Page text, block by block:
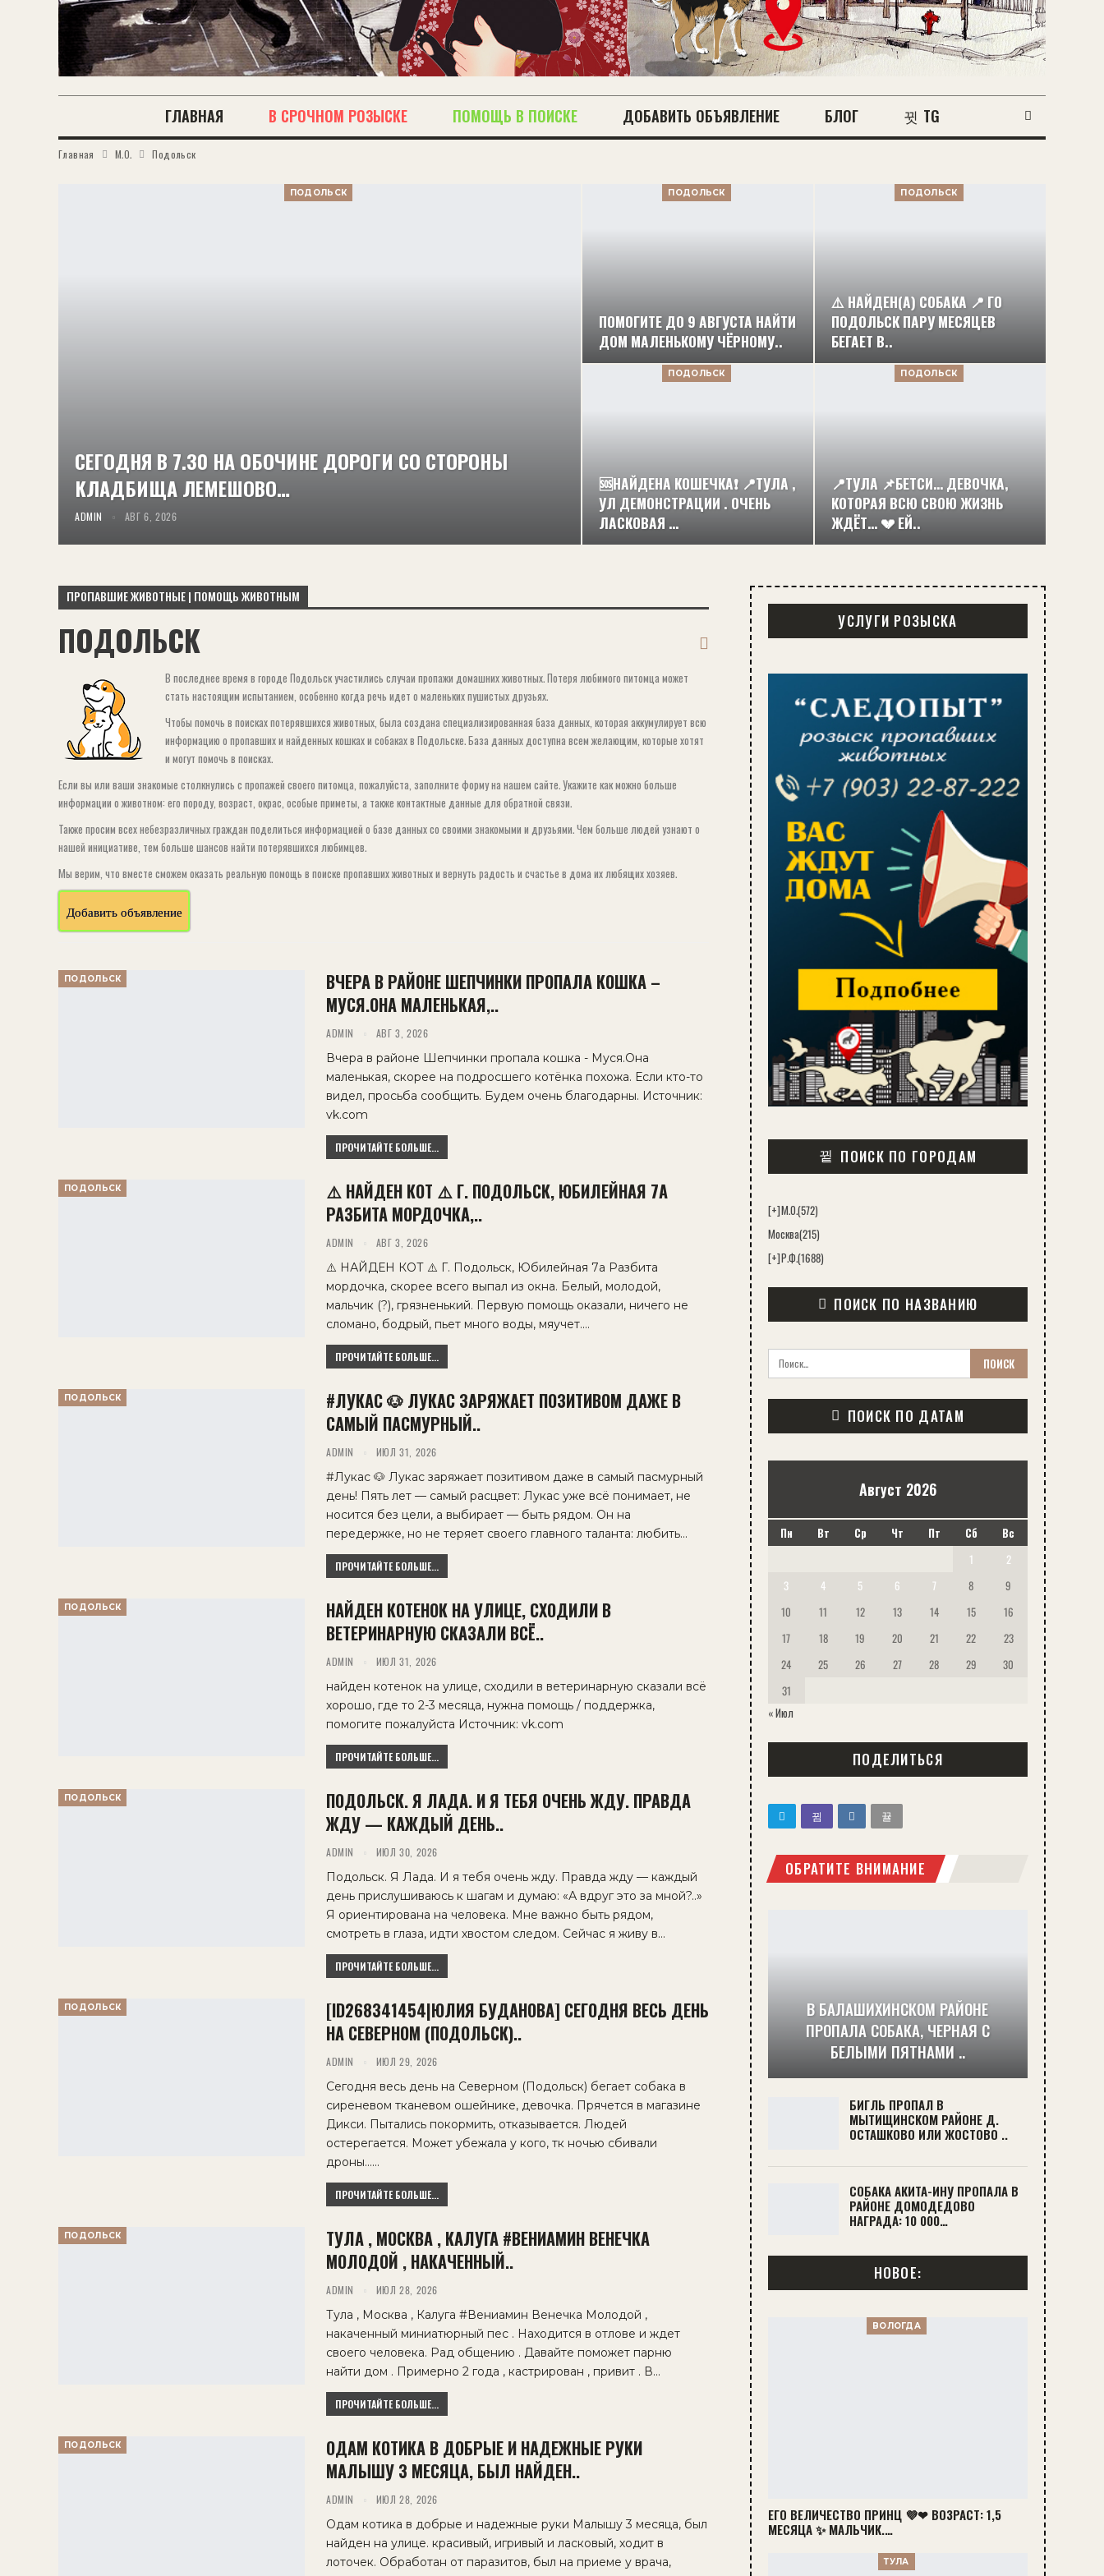
ГЛАВНАЯ В СРОЧНОМ РОЗЫСКЕ ПОМОЩЬ В ПОИСКЕ ДОБАВИТЬ ОБЪЯВЛЕНИЕ БЛОГ TG
Главная М.О. Подольск
ПОДОЛЬСК
СЕГОДНЯ В 7.30 НА ОБОЧИНЕ ДОРОГИ СО СТОРОНЫ
КЛАДБИЩА ЛЕМЕШОВО…
ADMIN АВГ 6, 2026
ПОДОЛЬСК
ПОМОГИТЕ ДО 9 АВГУСТА НАЙТИ
ДОМ МАЛЕНЬКОМУ ЧЁРНОМУ..
ПОДОЛЬСК
⚠️ НАЙДЕН(А) СОБАКА 📍 ГО
ПОДОЛЬСК ПАРУ МЕСЯЦЕВ
БЕГАЕТ В..
ПОДОЛЬСК
🆘НАЙДЕНА КОШЕЧКА❗️ 📍ТУЛА ,
УЛ ДЕМОНСТРАЦИИ . ОЧЕНЬ
ЛАСКОВАЯ …
ПОДОЛЬСК
📍ТУЛА 📌БЕТСИ… ДЕВОЧКА,
КОТОРАЯ ВСЮ СВОЮ ЖИЗНЬ
ЖДЁТ… 💔 ЕЙ..
ПРОПАВШИЕ ЖИВОТНЫЕ | ПОМОЩЬ ЖИВОТНЫМ
ПОДОЛЬСК
В последнее время в городе Подольск участились случаи пропажи домашних животных. Потеря любимого питомца может
стать настоящим испытанием, особенно когда речь идет о маленьких пушистых друзьях.
Чтобы помочь в поисках потерявшихся животных, была создана специализированная база данных, которая аккумулирует всю
информацию о пропавших и найденных кошках и собаках в Подольске. База данных доступна всем желающим, которые хотят
и могут помочь в поисках.
Если вы или ваши знакомые столкнулись с пропажей своего питомца, пожалуйста, заполните форму на нашем сайте. Укажите как можно больше
информации о животном: его породу, возраст, окрас, особые приметы, а также контактные данные для обратной связи.
Также просим всех небезразличных граждан поделиться информацией о базе данных со своими знакомыми и друзьями. Чем больше людей узнают о
нашей инициативе, тем больше шансов найти потерявшихся любимцев.
Мы верим, что вместе сможем оказать реальную помощь в поиске пропавших животных и вернуть радость и счастье в дома их любящих хозяев.
Добавить объявление
ПОДОЛЬСК
ВЧЕРА В РАЙОНЕ ШЕПЧИНКИ ПРОПАЛА КОШКА –
МУСЯ.ОНА МАЛЕНЬКАЯ,..
ADMIN АВГ 3, 2026
Вчера в районе Шепчинки пропала кошка - Муся.Она
маленькая, скорее на подросшего котёнка похожа. Если кто-то
видел, просьба сообщить. Будем очень благодарны. Источник:
vk.com
ПРОЧИТАЙТЕ БОЛЬШЕ...
ПОДОЛЬСК
⚠️ НАЙДЕН КОТ ⚠️ Г. ПОДОЛЬСК, ЮБИЛЕЙНАЯ 7А
РАЗБИТА МОРДОЧКА,..
ADMIN АВГ 3, 2026
⚠️ НАЙДЕН КОТ ⚠️ Г. Подольск, Юбилейная 7а Разбита
мордочка, скорее всего выпал из окна. Белый, молодой,
мальчик (?), грязненький. Первую помощь оказали, ничего не
сломано, бодрый, пьет много воды, мяучет.…
ПРОЧИТАЙТЕ БОЛЬШЕ...
ПОДОЛЬСК
#ЛУКАС 🐶 ЛУКАС ЗАРЯЖАЕТ ПОЗИТИВОМ ДАЖЕ В
САМЫЙ ПАСМУРНЫЙ..
ADMIN ИЮЛ 31, 2026
#Лукас 🐶 Лукас заряжает позитивом даже в самый пасмурный
день! Пять лет — самый расцвет: Лукас уже всё понимает, не
носится без цели, а выбирает — быть рядом. Он на
передержке, но не теряет своего главного таланта: любить…
ПРОЧИТАЙТЕ БОЛЬШЕ...
ПОДОЛЬСК
НАЙДЕН КОТЕНОК НА УЛИЦЕ, СХОДИЛИ В
ВЕТЕРИНАРНУЮ СКАЗАЛИ ВСЁ..
ADMIN ИЮЛ 31, 2026
найден котенок на улице, сходили в ветеринарную сказали всё
хорошо, где то 2-3 месяца, нужна помощь / поддержка,
помогите пожалуйста Источник: vk.com
ПРОЧИТАЙТЕ БОЛЬШЕ...
ПОДОЛЬСК
ПОДОЛЬСК. Я ЛАДА. И Я ТЕБЯ ОЧЕНЬ ЖДУ. ПРАВДА
ЖДУ — КАЖДЫЙ ДЕНЬ..
ADMIN ИЮЛ 30, 2026
Подольск. Я Лада. И я тебя очень жду. Правда жду — каждый
день прислушиваюсь к шагам и думаю: «А вдруг это за мной?..»
Я ориентирована на человека. Мне важно быть рядом,
смотреть в глаза, идти хвостом следом. Сейчас я живу в…
ПРОЧИТАЙТЕ БОЛЬШЕ...
ПОДОЛЬСК
[ID268341454|ЮЛИЯ БУДАНОВА] СЕГОДНЯ ВЕСЬ ДЕНЬ
НА СЕВЕРНОМ (ПОДОЛЬСК)..
ADMIN ИЮЛ 29, 2026
Сегодня весь день на Северном (Подольск) бегает собака в
сиреневом тканевом ошейнике, девочка. Прячется в магазине
Дикси. Пытались покормить, отказывается. Людей
остерегается. Может убежала у кого, тк ночью сбивали
дроны……
ПРОЧИТАЙТЕ БОЛЬШЕ...
ПОДОЛЬСК
ТУЛА , МОСКВА , КАЛУГА #ВЕНИАМИН ВЕНЕЧКА
МОЛОДОЙ , НАКАЧЕННЫЙ..
ADMIN ИЮЛ 28, 2026
Тула , Москва , Калуга #Вениамин Венечка Молодой ,
накаченный миниатюрный пес . Находится в отлове и ждет
своего человека. Рад общению . Давайте поможет парню
найти дом . Примерно 2 года , кастрирован , привит . В…
ПРОЧИТАЙТЕ БОЛЬШЕ...
ПОДОЛЬСК
ОДАМ КОТИКА В ДОБРЫЕ И НАДЕЖНЫЕ РУКИ
МАЛЫШУ 3 МЕСЯЦА, БЫЛ НАЙДЕН..
ADMIN ИЮЛ 28, 2026
Одам котика в добрые и надежные руки Малышу 3 месяца, был
найден на улице. красивый, игривый и ласковый, ходит в
лоточек. Обработан от паразитов, был на приеме у врача,
УСЛУГИ РОЗЫСКА
ПОИСК ПО ГОРОДАМ
[+]М.О.(572)
Москва(215)
[+]Р.Ф.(1688)
ПОИСК ПО НАЗВАНИЮ
ПОИСК ПО ДАТАМ
Август 2026
Пн Вт Ср Чт Пт Сб
Вс
1
2
3
4 5 6 7 8
9
10
11 12 13 14 15
16
17
18 19 20 21 22
23
24
25 26 27 28 29
30
31
« Июл
ПОДЕЛИТЬСЯ
ОБРАТИТЕ ВНИМАНИЕ
В БАЛАШИХИНСКОМ РАЙОНЕ
ПРОПАЛА СОБАКА, ЧЕРНАЯ С
БЕЛЫМИ ПЯТНАМИ ..
БИГЛЬ ПРОПАЛ В
МЫТИЩИНСКОМ РАЙОНЕ Д.
ОСТАШКОВО ИЛИ ЖОСТОВО ..
СОБАКА АКИТА-ИНУ ПРОПАЛА В
РАЙОНЕ ДОМОДЕДОВО
НАГРАДА: 10 000…
НОВОЕ:
ВОЛОГДА
ЕГО ВЕЛИЧЕСТВО ПРИНЦ 💜❤ ВОЗРАСТ: 1,5
МЕСЯЦА ✨ МАЛЬЧИК.…
ТУЛА